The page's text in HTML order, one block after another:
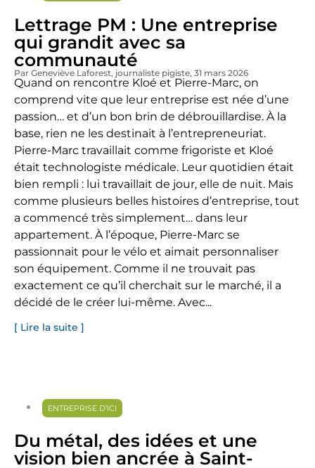
Lettrage PM : Une entreprise
qui grandit avec sa
communauté
Par Geneviève Laforest, journaliste pigiste, 31 mars 2026
Quand on rencontre Kloé et Pierre-Marc, on
comprend vite que leur entreprise est née d’une
passion… et d’un bon brin de débrouillardise. À la
base, rien ne les destinait à l’entrepreneuriat.
Pierre-Marc travaillait comme frigoriste et Kloé
était technologiste médicale. Leur quotidien était
bien rempli : lui travaillait de jour, elle de nuit. Mais
comme plusieurs belles histoires d’entreprise, tout
a commencé très simplement… dans leur
appartement. À l’époque, Pierre-Marc se
passionnait pour le vélo et aimait personnaliser
son équipement. Comme il ne trouvait pas
exactement ce qu’il cherchait sur le marché, il a
décidé de le créer lui-même. Avec...
[ Lire la suite ]
ENTREPRISE D’ICI
Du métal, des idées et une
vision bien ancrée à Saint-